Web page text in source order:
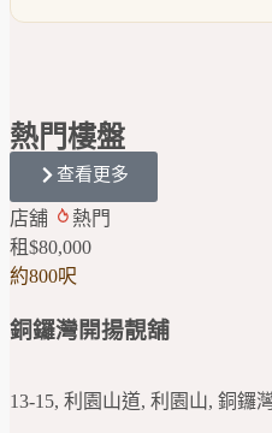
熱門樓盤
查看更多
店舖
熱門
租$80,000
約800呎
銅鑼灣開揚靚舖
13-15, 利園山道, 利園山, 銅鑼